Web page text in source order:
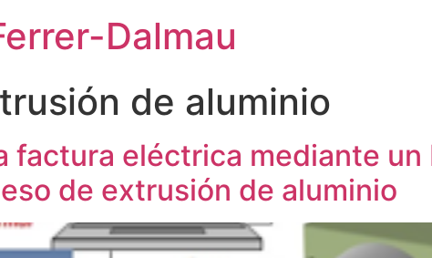
Dalmau
de aluminio
factura eléctrica mediante
de extrusión de aluminio